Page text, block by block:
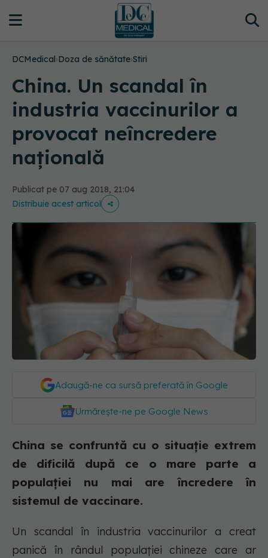
DCMedical›Doza de sănătate›Stiri
China. Un scandal în
industria vaccinurilor a
provocat neîncredere
națională
Publicat pe 07 aug 2018, 21:04
Distribuie acest articol
Adaugă-ne ca sursă preferată în Google
Urmărește-ne pe Google News
China se confruntă cu o situație extrem
de dificilă după ce o mare parte a
populației nu mai are încredere în
sistemul de vaccinare.
Un scandal în industria vaccinurilor a creat
panică în rândul populației chineze care ar